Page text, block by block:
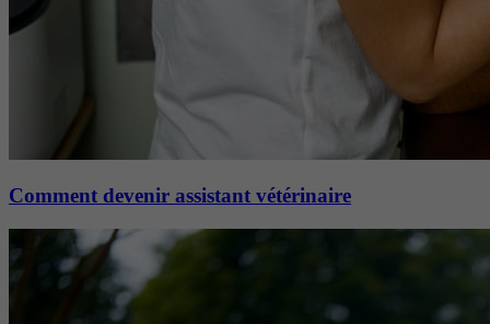
Comment devenir assistant vétérinaire